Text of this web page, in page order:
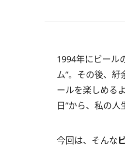
1994年にビール
ム”。その後、
ールを楽しめる
日”から、私の
今回は、そんな